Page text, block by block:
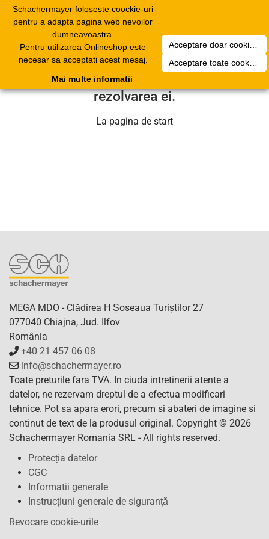
Schachermayer foloseste coockie-uri
pentru a adapta pagina web nevoilor
dumneavoastra.
Pentru utilizarea Onlineshop este
necesar sa acceptati acest mesaj.
Acceptare doar cookierurile necesare
Acceptare toate cookieurilor
Mai multe informatii
navigation
Din pacate a aparut o problema
tehnica. Echipa noastra se va ocupa de
rezolvarea ei.
La pagina de start
MEGA MDO - Clădirea H Șoseaua Turiștilor 27
077040 Chiajna, Jud. Ilfov
România
+40 21 457 06 08
info@schachermayer.ro
Toate preturile fara TVA. In ciuda intretinerii atente a
datelor, ne rezervam dreptul de a efectua modificari
tehnice. Pot sa apara erori, precum si abateri de imagine si
continut de text de la produsul original. Copyright © 2026
Schachermayer Romania SRL - All rights reserved.
Protecția datelor
CGC
Informatii generale
Instrucțiuni generale de siguranță
Revocare cookie-urile